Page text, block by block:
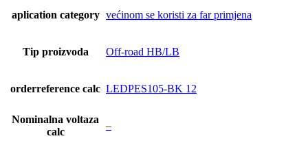
aplication category većinom se koristi za far primjena
Tip proizvoda Off-road HB/LB
orderreference calc LEDPES105-BK 12
Nominalna voltaza
calc
–